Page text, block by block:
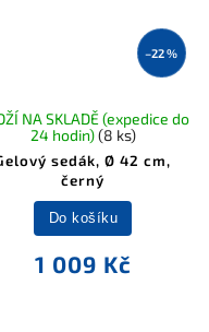
–22 %
sedák, Ø 42 cm,
černý
NA SKLADĚ (expedice do
24 hodin)(8 ks)
1 009 Kč
Do košíku